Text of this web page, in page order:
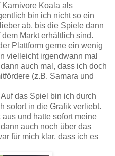
Karnivore Koala als
bin ich nicht so ein
ab, bis die Spiele dann
Markt erhältlich sind.
Plattform gerne ein wenig
vielleicht irgendwann mal
auch mal, dass ich doch
(z.B. Samara und
das Spiel bin ich durch
sofort in die Grafik verliebt.
und hatte sofort meine
auch noch über das
für mich klar, dass ich es